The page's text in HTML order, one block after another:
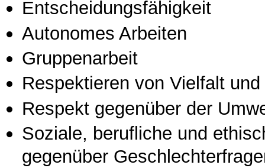
Entscheidungsfähigkeit
Autonomes Arbeiten
Gruppenarbeit
Respektieren von Vielfalt
Respekt gegenüber der
Soziale, berufliche und
gegenüber